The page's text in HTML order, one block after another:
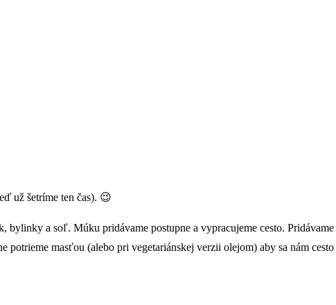
už šetríme ten čas). 😉
bylinky a soľ. Múku pridávame postupne a vypracujeme cesto.
potrieme masťou (alebo pri vegetariánskej verzii olejom) aby sa nám